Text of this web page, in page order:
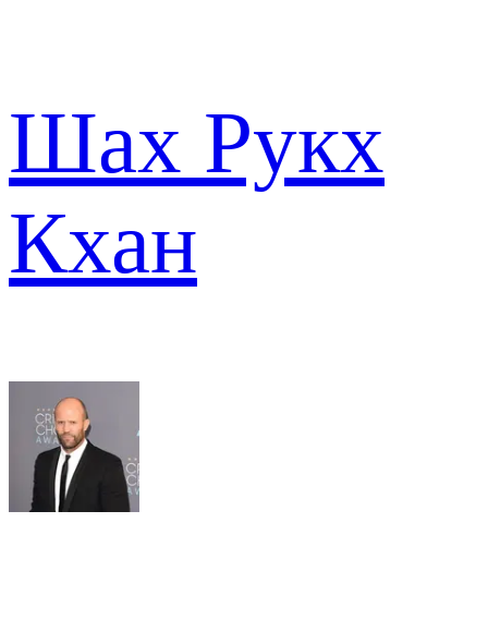
Шах Рукх
Кхан